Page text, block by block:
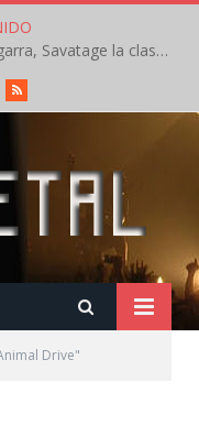
Crónica: Slaugther to Prevail pone la garra, Savatage la clase en la apertura del Leyendas del Rock – Miércoles – Agosto 2026
RSS
Drive"